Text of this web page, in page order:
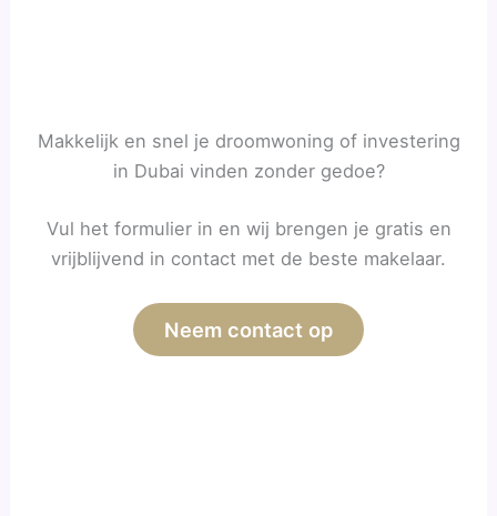
Makkelijk en snel je droomwoning of investering
in Dubai vinden zonder gedoe?
Vul het formulier in en wij brengen je gratis en
vrijblijvend in contact met de beste makelaar.
Neem contact op